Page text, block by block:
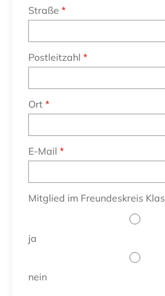
Straße
Postleitzahl
Ort
E-Mail
Mitglied im Freundeskreis
ja
nein